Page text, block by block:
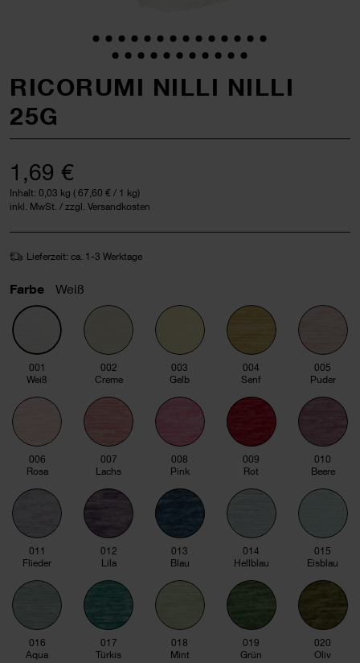
RICORUMI NILLI NILLI
25G
1,69 €
Inhalt: 0,03 kg ( 67,60 € / 1 kg)
inkl. MwSt. / zzgl. Versandkosten
Lieferzeit: ca. 1-3 Werktage
Farbe Weiß
001
Weiß
002
Creme
003
Gelb
004
Senf
005
Puder
006
Rosa
007
Lachs
008
Pink
009
Rot
010
Beere
011
Flieder
012
Lila
013
Blau
014
Hellblau
015
Eisblau
016
Aqua
017
Türkis
018
Mint
019
Grün
020
Oliv